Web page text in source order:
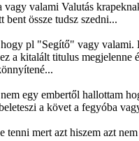
valami Valutás
össze tudsz szedni...
pl "Segítő" vagy
a kitalált titulus
egy embertől hallottam
a követ a fegyóba
mert azt hiszem azt